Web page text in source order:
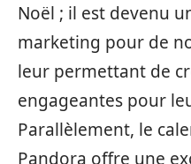
Noël ; il est devenu
marketing pour de
leur permettant de
engageantes pour
Parallèlement, le
Pandora offre une